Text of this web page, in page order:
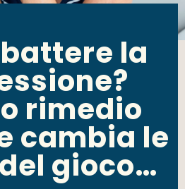
la
rimedio
cambia le
gioco…